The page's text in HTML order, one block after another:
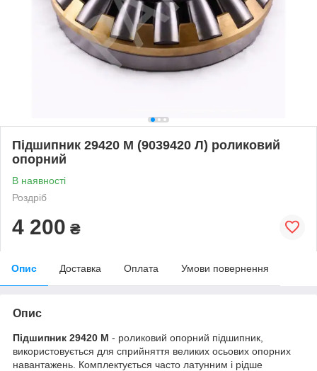
Підшипник 29420 М (9039420 Л) роликовий
опорний
В наявності
Роздріб
4 200 ₴
Опис Доставка Оплата Умови повернення
Опис
Підшипник 29420 М - роликовий опорний підшипник,
використовується для сприйняття великих осьових опорних
навантажень. Комплектується часто латунним і рідше